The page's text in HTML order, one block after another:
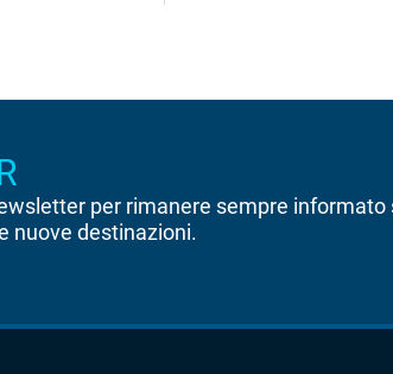
per rimanere sempre informato
nuove destinazioni.